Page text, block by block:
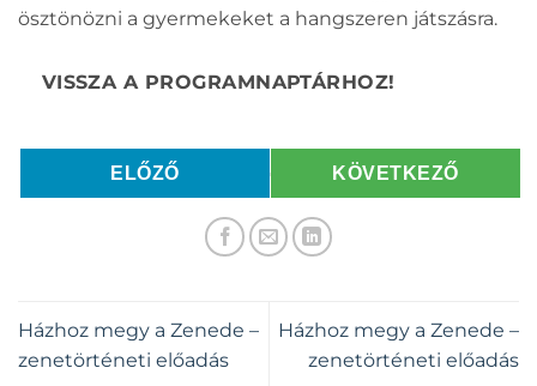
ösztönözni a gyermekeket a hangszeren játszásra.
ELŐZŐ KÖVETKEZŐ
Házhoz megy a Zenede –
zenetörténeti előadás
Házhoz megy a Zenede –
zenetörténeti előadás